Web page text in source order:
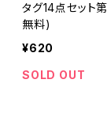
タグ14点セット
無料)
¥620
SOLD OUT